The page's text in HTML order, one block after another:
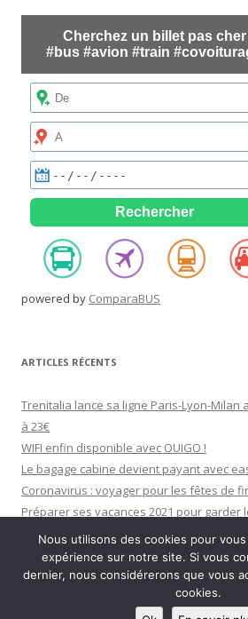
powered by ComparaBUS
ARTICLES RÉCENTS
Trenitalia lance sa ligne Paris-Lyon-Milan
à 23€
WIFI enfin disponible avec OUIGO !
Le bagage cabine devient payant avec
Coronavirus : voyager pour les fêtes de
Préparer ses vacances 2021 pour garder
Nous utilisons des cookies pour
expérience sur notre site. Si vous
dernier, nous considérerons que vous
cookies.